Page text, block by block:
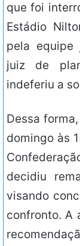
que foi
Estádio
pela equipe
juiz de
indeferiu a
Dessa
domingo às
decidiu
visando
confronto. A